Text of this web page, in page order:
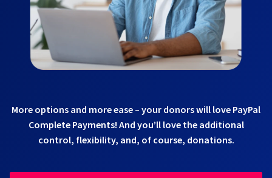
More options and more ease – your donors will love PayPal
Complete Payments! And you’ll love the additional
control, flexibility, and, of course, donations.